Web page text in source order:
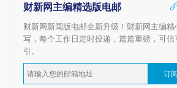
财新网主编精选版电邮
财新网新闻版电邮全新升级！财新网主编精
写，每个工作日定时投递，篇篇重磅，可信
引。
订阅